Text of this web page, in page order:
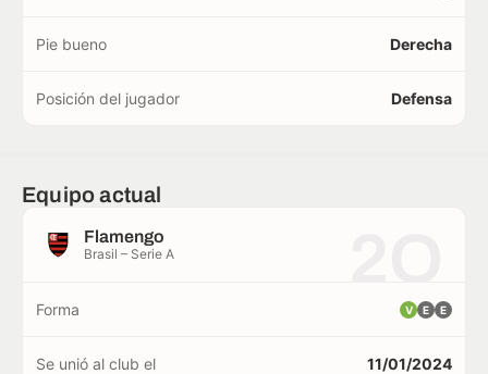
Pie bueno Derecha
Posición del jugador Defensa
Equipo actual
Flamengo
Brasil – Serie A
Forma V E E
Se unió al club el 11/01/2024